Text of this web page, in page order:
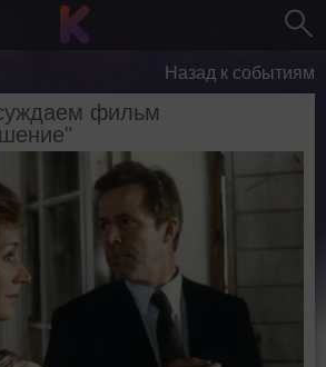
Назад к событиям
фильм